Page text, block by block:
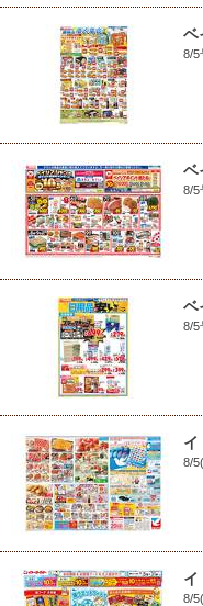
ベ
8/5
ベ
8/5
ベ
8/5
イ
8/
イ
8/